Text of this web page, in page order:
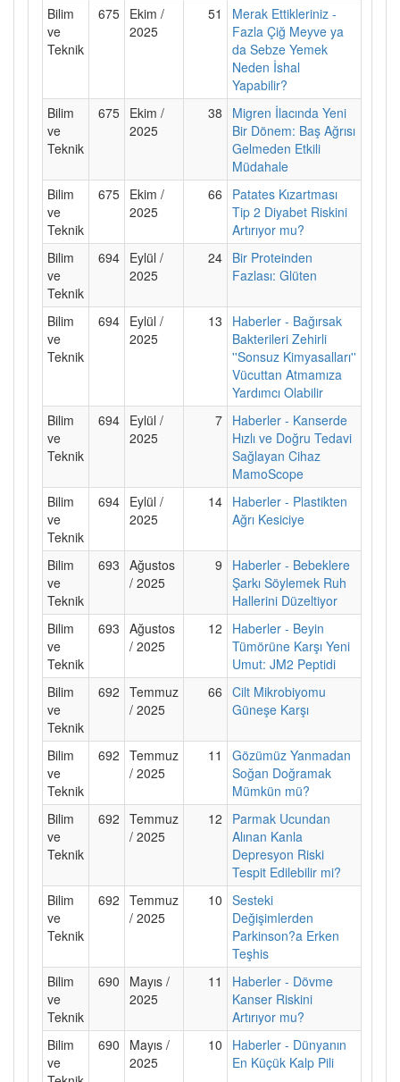
Bilim
ve
Teknik
675 Ekim /
2025
51
Merak Ettikleriniz -
Fazla Çiğ Meyve ya
da Sebze Yemek
Neden İshal
Yapabilir?
Bilim
ve
Teknik
675 Ekim /
2025
38
Migren İlacında Yeni
Bir Dönem: Baş Ağrısı
Gelmeden Etkili
Müdahale
Bilim
ve
Teknik
675 Ekim /
2025
66
Patates Kızartması
Tip 2 Diyabet Riskini
Artırıyor mu?
Bilim
ve
Teknik
694 Eylül /
2025
24 Bir Proteinden
Fazlası: Glüten
Bilim
ve
Teknik
694 Eylül /
2025
13
Haberler - Bağırsak
Bakterileri Zehirli
''Sonsuz Kimyasalları''
Vücuttan Atmamıza
Yardımcı Olabilir
Bilim
ve
Teknik
694 Eylül /
2025
7 Haberler - Kanserde
Hızlı ve Doğru Tedavi
Sağlayan Cihaz
MamoScope
Bilim
ve
Teknik
694 Eylül /
2025
14 Haberler - Plastikten
Ağrı Kesiciye
Bilim
ve
Teknik
693 Ağustos
/ 2025
9
Haberler - Bebeklere
Şarkı Söylemek Ruh
Hallerini Düzeltiyor
Bilim
ve
Teknik
693 Ağustos
/ 2025
12
Haberler - Beyin
Tümörüne Karşı Yeni
Umut: JM2 Peptidi
Bilim
ve
Teknik
692 Temmuz
/ 2025
66 Cilt Mikrobiyomu
Güneşe Karşı
Bilim
ve
Teknik
692 Temmuz
/ 2025
11
Gözümüz Yanmadan
Soğan Doğramak
Mümkün mü?
Bilim
ve
Teknik
692 Temmuz
/ 2025
12
Parmak Ucundan
Alınan Kanla
Depresyon Riski
Tespit Edilebilir mi?
Bilim
ve
Teknik
692 Temmuz
/ 2025
10 Sesteki
Değişimlerden
Parkinson?a Erken
Teşhis
Bilim
ve
Teknik
690
Mayıs /
2025
11
Haberler - Dövme
Kanser Riskini
Artırıyor mu?
Bilim
ve
690
Mayıs /
2025
10
Haberler - Dünyanın
En Küçük Kalp Pili